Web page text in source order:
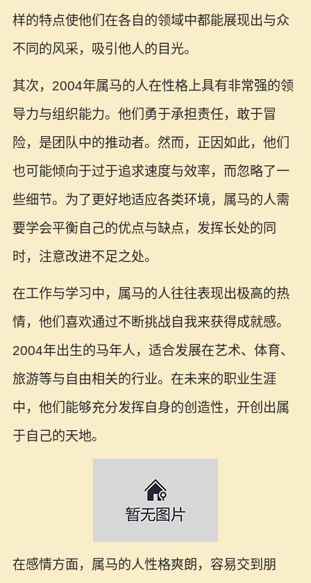
样的特点使他们在各自的领域中都能展现出与众
不同的风采，吸引他人的目光。
其次，2004年属马的人在性格上具有非常强的领
导力与组织能力。他们勇于承担责任，敢于冒
险，是团队中的推动者。然而，正因如此，他们
也可能倾向于过于追求速度与效率，而忽略了一
些细节。为了更好地适应各类环境，属马的人需
要学会平衡自己的优点与缺点，发挥长处的同
时，注意改进不足之处。
在工作与学习中，属马的人往往表现出极高的热
情，他们喜欢通过不断挑战自我来获得成就感。
2004年出生的马年人，适合发展在艺术、体育、
旅游等与自由相关的行业。在未来的职业生涯
中，他们能够充分发挥自身的创造性，开创出属
于自己的天地。
在感情方面，属马的人性格爽朗，容易交到朋